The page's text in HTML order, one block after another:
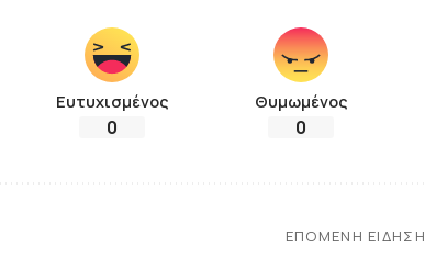
Ευτυχισμένος
0
Θυμωμένος
0
ΕΠΌΜΕΝΗ ΕΊΔΗΣΗ